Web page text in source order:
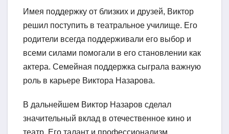
Имея поддержку от близких и друзей, Виктор
решил поступить в театральное училище. Его
родители всегда поддерживали его выбор и
всеми силами помогали в его становлении как
актера. Семейная поддержка сыграла важную
роль в карьере Виктора Назарова.
В дальнейшем Виктор Назаров сделал
значительный вклад в отечественное кино и